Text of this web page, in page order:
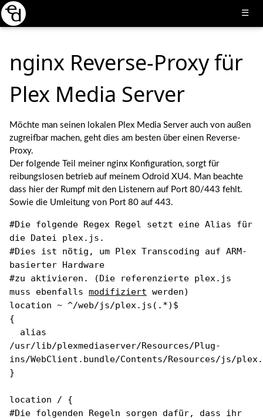
☰
nginx Reverse-Proxy für
Plex Media Server
Möchte man seinen lokalen Plex Media Server auch von außen
zugreifbar machen, geht dies am besten über einen Reverse-
Proxy.
Der folgende Teil meiner nginx Konfiguration, sorgt für
reibungslosen betrieb auf meinem Odroid XU4. Man beachte
dass hier der Rumpf mit den Listenern auf Port 80/443 fehlt.
Sowie die Umleitung von Port 80 auf 443.
#Die folgende Regex Regel setzt eine Alias für
die Datei plex.js.
#Dies ist nötig, um Plex Transcoding auf ARM-
basierter Hardware
#zu aktivieren. (Die referenzierte plex.js
muss ebenfalls modifiziert werden)
location ~ ^/web/js/plex.js(.*)$
{
alias
/usr/lib/plexmediaserver/Resources/Plug-
ins/WebClient.bundle/Contents/Resources/js/
}
location / {
#Die folgenden Regeln sorgen dafür, dass ihr